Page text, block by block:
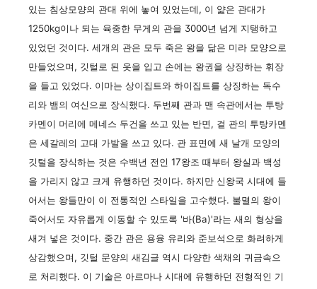
있는 침상모양의 관대 위에 놓여 있었는데, 이 얉은 관대가
1250kg이나 되는 육중한 무게의 관을 3000년 넘게 지탱하고
있었던 것이다. 세개의 관은 모두 죽은 왕을 닮은 미라 모양으로
만들었으며, 깃털로 된 옷을 입고 손에는 왕권을 상징하는 휘장
을 들고 있었다. 이마는 상이집트와 하이집트를 상징하는 독수
리와 뱀의 여신으로 장식했다. 두번째 관과 맨 속관에서는 투탕
카멘이 머리에 메네스 두건을 쓰고 있는 반면, 겉 관의 투탕카멘
은 세갈레의 고대 가발을 쓰고 있다. 관 표면에 새 날개 모양의
깃털을 장식하는 것은 수백년 전인 17왕조 때부터 왕실과 백성
을 가리지 않고 크게 유행하던 것이다. 하지만 신왕국 시대에 들
어서는 왕들만이 이 전통적인 스타일을 고수했다. 불멸의 왕이
죽어서도 자유롭게 이동할 수 있도록 '바(Ba)'라는 새의 형상을
새겨 넣은 것이다. 중간 관은 용융 유리와 준보석으로 화려하게
상감했으며, 깃털 문양의 새김글 역시 다양한 색채의 귀금속으
로 처리했다. 이 기술은 아르마나 시대에 유행하던 전형적인 기